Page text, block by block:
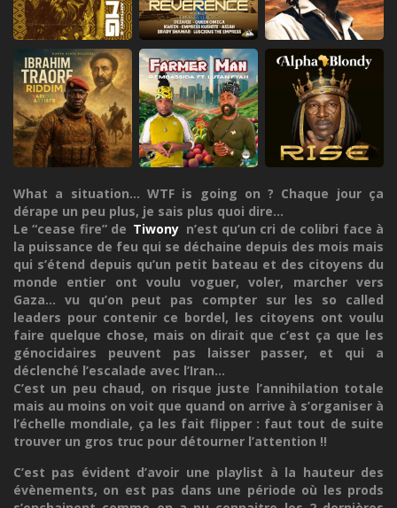
What a situation... WTF is going on ? Chaque jour ça
dérape un peu plus, je sais plus quoi dire...
Le “cease fire” de Tiwony n’est qu’un cri de colibri face à
la puissance de feu qui se déchaine depuis des mois mais
qui s’étend depuis qu’un petit bateau et des citoyens du
monde entier ont voulu voguer, voler, marcher vers
Gaza... vu qu’on peut pas compter sur les so called
leaders pour contenir ce bordel, les citoyens ont voulu
faire quelque chose, mais on dirait que c’est ça que les
génocidaires peuvent pas laisser passer, et qui a
déclenché l’escalade avec l’Iran...
C’est un peu chaud, on risque juste l’annihilation totale
mais au moins on voit que quand on arrive à s’organiser à
l’échelle mondiale, ça les fait flipper : faut tout de suite
trouver un gros truc pour détourner l’attention !!
C’est pas évident d’avoir une playlist à la hauteur des
évènements, on est pas dans une période où les prods